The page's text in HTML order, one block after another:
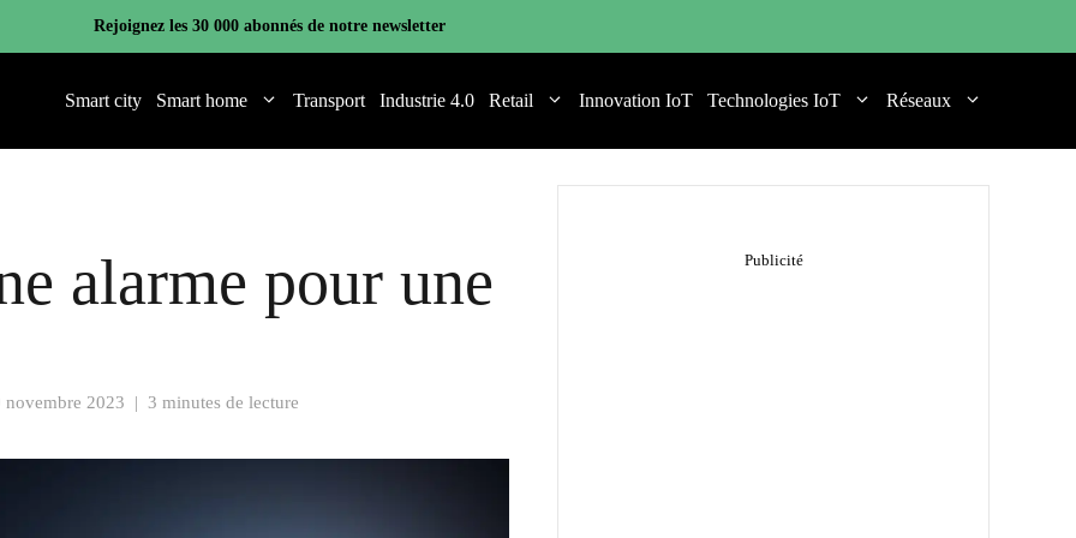
Rejoignez les 30 000 abonnés de notre newsletter
Smart city Smart home Transport Industrie 4.0 Retail Innovation IoT Technologies IoT Réseaux
alarme pour une
novembre 2023 | 3 minutes de lecture